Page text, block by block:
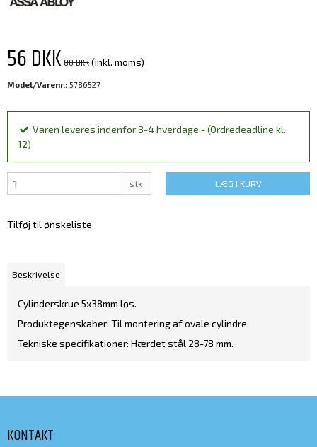
56 DKK80 DKK(inkl. moms)
Model/Varenr.: 5786527
Varen leveres indenfor 3-4 hverdage - (Ordredeadline kl.
12)
stk LÆG I KURV
Tilføj til ønskeliste
Beskrivelse
Cylinderskrue 5x38mm løs.
Produktegenskaber: Til montering af ovale cylindre.
Tekniske specifikationer: Hærdet stål 28-78 mm.
KONTAKT